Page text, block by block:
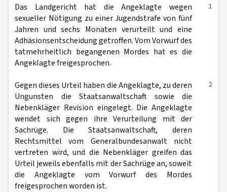
1
Das Landgericht hat die Angeklagte wegen
sexueller Nötigung zu einer Jugendstrafe von fünf
Jahren und sechs Monaten verurteilt und eine
Adhäsionsentscheidung getroffen. Vom Vorwurf des
tatmehrheitlich begangenen Mordes hat es die
Angeklagte freigesprochen.
2
Gegen dieses Urteil haben die Angeklagte, zu deren
Ungunsten die Staatsanwaltschaft sowie die
Nebenkläger Revision eingelegt. Die Angeklagte
wendet sich gegen ihre Verurteilung mit der
Sachrüge. Die Staatsanwaltschaft, deren
Rechtsmittel vom Generalbundesanwalt nicht
vertreten wird, und die Nebenkläger greifen das
Urteil jeweils ebenfalls mit der Sachrüge an, soweit
die Angeklagte vom Vorwurf des Mordes
freigesprochen worden ist.